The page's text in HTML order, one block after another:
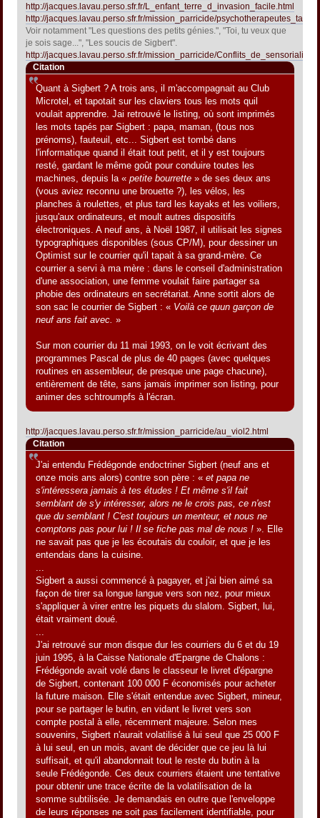
http://jacques.lavau.perso.sfr.fr/L_enfant_terre_d_invasion_facile.html
http://jacques.lavau.perso.sfr.fr/mission_parricide/
Voir notamment "Les questions des petits génies.", "Toi, tu veux que
je sois sage...", "Les soucis de Sigbert".
http://jacques.lavau.perso.sfr.fr/mission_parricide/
Citation
Quant à Sigbert ? A trois ans, il m'accompagnait au Club
Microtel, et tapotait sur les claviers tous les mots quil
voulait apprendre. Jai retrouvé le listing, où sont imprimés
les mots tapés par Sigbert : papa, maman, (tous nos
prénoms), fauteuil, etc... Sigbert est tombé dans
l'informatique quand il était tout petit, et il y est toujours
resté, gardant le même goût pour conduire toutes les
machines, depuis la «petite bourrette » de ses deux ans
(vous aviez reconnu une brouette ?), les vélos, les
planches à roulettes, et plus tard les kayaks et les voiliers,
jusqu'aux ordinateurs, et moult autres dispositifs
électroniques. A neuf ans, à Noël 1987, il utilisait les signes
typographiques disponibles (sous CP/M), pour dessiner un
Optimist sur le courrier qu'il tapait à sa grand-mère. Ce
courrier a servi à ma mère : dans le conseil d'administration
d'une association, une femme voulait faire partager sa
phobie des ordinateurs en secrétariat. Anne sortit alors de
son sac le courrier de Sigbert : « Voilà ce quun garçon de
neuf ans fait avec. »
Sur mon courrier du 11 mai 1993, on le voit écrivant des
programmes Pascal de plus de 40 pages (avec quelques
routines en assembleur, de presque une page chacune),
entièrement de tête, sans jamais imprimer son listing, pour
animer des schtroumpfs à l'écran.
http://jacques.lavau.perso.sfr.fr/mission_parricide/au_viol2.html
Citation
J'ai entendu Frédégonde endoctriner Sigbert (neuf ans et
onze mois ans alors) contre son père : «et papa ne
s'intéressera jamais à tes études ! Et même s'il fait
semblant de s'y intéresser, alors ne le crois pas, ce n'est
que du semblant ! C'est toujours un menteur, et nous ne
comptons pas pour lui ! Il se fiche pas mal de nous !». Elle
ne savait pas que je les écoutais du couloir, et que je les
entendais dans la cuisine.
Sigbert a aussi commencé à pagayer, et j'ai bien aimé sa
façon de tirer sa longue langue vers son nez, pour mieux
s'appliquer à virer entre les piquets du slalom. Sigbert, lui,
était vraiment doué.
J'ai retrouvé sur mon disque dur les courriers du 6 et du 19
juin 1995, à la Caisse Nationale d'Epargne de Chalons :
Frédégonde avait volé dans le classeur le livret d'épargne
de Sigbert, contenant 100 000 F économisés pour acheter
la future maison. Elle s'était entendue avec Sigbert, mineur,
pour se partager le butin, en vidant le livret vers son
compte postal à elle, récemment majeure. Selon mes
souvenirs, Sigbert n'aurait volatilisé à lui seul que 25 000 F
à lui seul, en un mois, avant de décider que ce jeu là lui
suffisait, et qu'il abandonnait tout le reste du butin à la
seule Frédégonde. Ces deux courriers étaient une tentative
pour obtenir une trace écrite de la volatilisation de la
somme subtilisée. Je demandais en outre que l'enveloppe
de leurs réponses ne soit pas facilement identifiable, pour